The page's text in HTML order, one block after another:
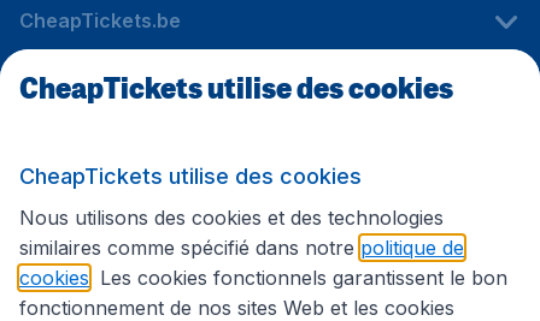
CheapTickets.be
Sites internationaux
Suivez CheapTickets.be
CheapTickets utilise des cookies
CheapTickets utilise des cookies
Nous utilisons des cookies et des technologies
similaires comme spécifié dans notre politique de
cookies . Les cookies fonctionnels garantissent le bon
fonctionnement de nos sites Web et les cookies